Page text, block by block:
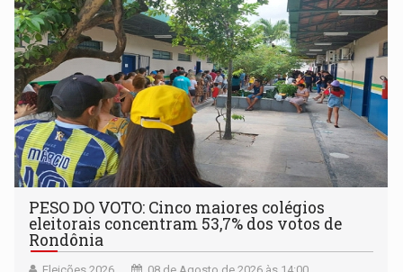
PESO DO VOTO: Cinco maiores colégios
eleitorais concentram 53,7% dos votos de
Rondônia